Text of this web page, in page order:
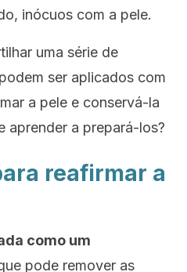
inócuos com a pele.
uma série de
ser aplicados com
a pele e conservá-la
aprender a prepará-los?
reafirmar a
como um
pode remover as